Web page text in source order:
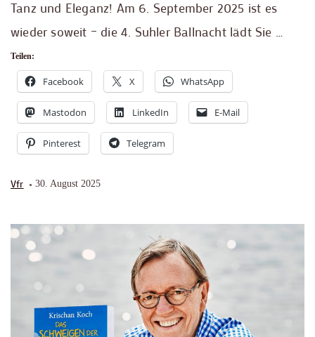
Tanz und Eleganz! Am 6. September 2025 ist es
wieder soweit – die 4. Suhler Ballnacht lädt Sie …
Teilen:
Facebook X WhatsApp
Mastodon LinkedIn E-Mail
Pinterest Telegram
Vfr 30. August 2025